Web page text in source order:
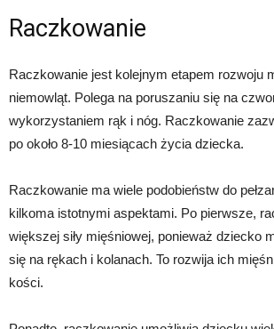
Raczkowanie
Raczkowanie jest kolejnym etapem rozwoju
niemowląt. Polega na poruszaniu się na
wykorzystaniem rąk i nóg. Raczkowanie
po około 8-10 miesiącach życia dziecka.
Raczkowanie ma wiele podobieństw do
kilkoma istotnymi aspektami. Po pierwsze,
większej siły mięśniowej, ponieważ dziecko
się na rękach i kolanach. To rozwija ich
kości.